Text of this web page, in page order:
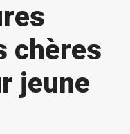
chères
jeune